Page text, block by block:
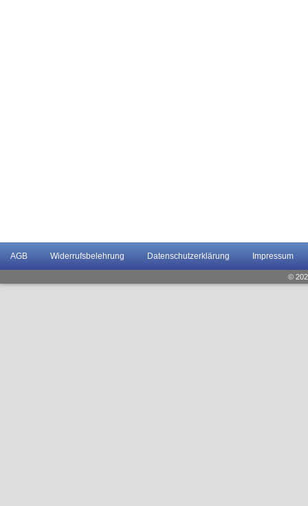
AGB Widerrufsbelehrung Datenschutzerklärung Impressum
©